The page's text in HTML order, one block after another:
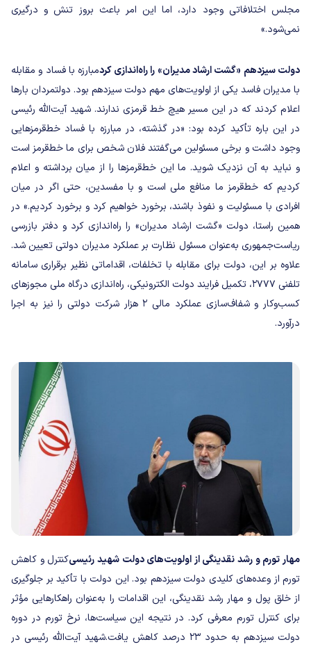
مجلس اختلافاتی وجود دارد، اما این امر باعث بروز تنش و درگیری
نمی‌شود.»
دولت سیزدهم «گشت ارشاد مدیران» را راه‌اندازی کردمبارزه با فساد و مقابله
با مدیران فاسد یکی از اولویت‌های مهم دولت سیزدهم بود. دولتمردان بارها
اعلام کردند که در این مسیر هیچ خط قرمزی ندارند. شهید آیت‌الله رئیسی
در این باره تأکید کرده بود: «در گذشته، در مبارزه با فساد خط‌قرمزهایی
وجود داشت و برخی مسئولین می‌گفتند فلان شخص برای ما خط‌قرمز است
و نباید به آن نزدیک شوید. ما این خط‌قرمزها را از میان برداشته و اعلام
کردیم که خط‌قرمز ما منافع ملی است و با مفسدین، حتی اگر در میان
افرادی با مسئولیت و نفوذ باشند، برخورد خواهیم کرد و برخورد کردیم.» در
همین راستا، دولت «گشت ارشاد مدیران» را راه‌اندازی کرد و دفتر بازرسی
ریاست‌جمهوری به‌عنوان مسئول نظارت بر عملکرد مدیران دولتی تعیین شد.
علاوه بر این، دولت برای مقابله با تخلفات، اقداماتی نظیر برقراری سامانه
تلفنی ۲۷۷۷، تکمیل فرایند دولت الکترونیکی، راه‌اندازی درگاه ملی مجوزهای
کسب‌وکار و شفاف‌سازی عملکرد مالی ۲ هزار شرکت دولتی را نیز به اجرا
درآورد.
مهار تورم و رشد نقدینگی از اولویت‌های دولت شهید رئیسیکنترل و کاهش
تورم از وعده‌های کلیدی دولت سیزدهم بود. این دولت با تأکید بر جلوگیری
از خلق پول و مهار رشد نقدینگی، این اقدامات را به‌عنوان راهکارهایی مؤثر
برای کنترل تورم معرفی کرد. در نتیجه این سیاست‌ها، نرخ تورم در دوره
دولت سیزدهم به حدود ۲۳ درصد کاهش یافت.
شهید آیت‌الله رئیسی در